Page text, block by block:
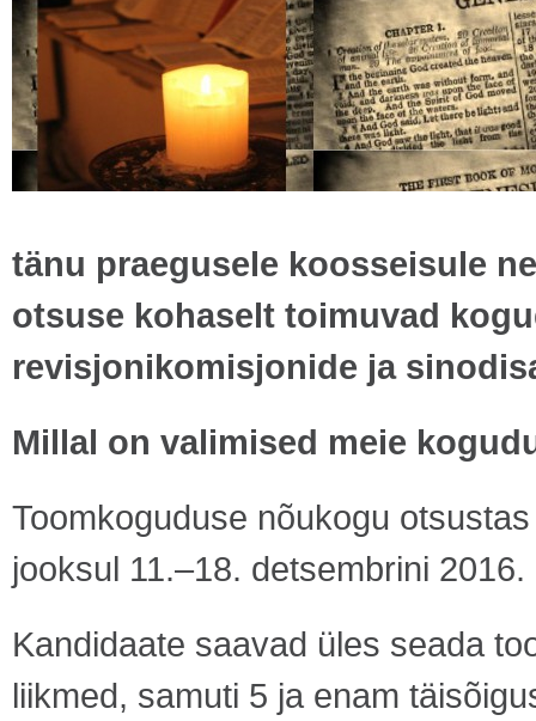
tänu praegusele koosseisule
otsuse kohaselt toimuvad
revisjonikomisjonide ja
Millal on valimised meie
Toomkoguduse nõukogu
jooksul 11.–18. detsembrini 2016.
Kandidaate saavad üles seada
liikmed, samuti 5 ja enam